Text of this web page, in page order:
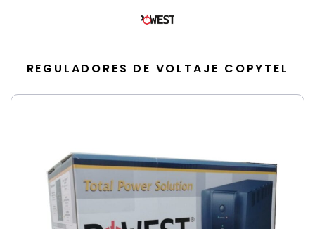
REGULADORES DE VOLTAJE COPYTEL